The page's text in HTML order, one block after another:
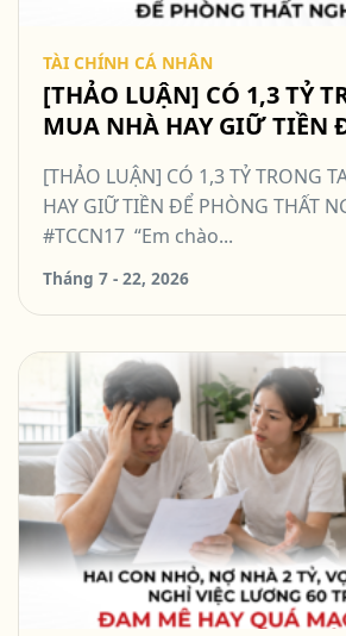
TÀI CHÍNH CÁ NHÂN
[THẢO LUẬN] CÓ 1,3 TỶ
MUA NHÀ HAY GIỮ TIỀN
THẤT NGHIỆP? #TCCN17
[THẢO LUẬN] CÓ 1,3 TỶ TRONG
HAY GIỮ TIỀN ĐỂ PHÒNG THẤT
#TCCN17 “Em chào...
Tháng 7 - 22, 2026